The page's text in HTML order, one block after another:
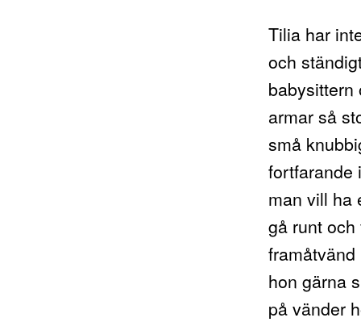
Tilia har
och
babysittern
armar så
små
fortfarande
man vill ha
gå runt
hon gärna
på vänder